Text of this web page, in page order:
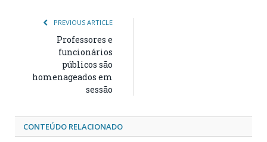
PREVIOUS ARTICLE
Professores e
funcionários
públicos são
homenageados em
sessão
CONTEÚDO RELACIONADO